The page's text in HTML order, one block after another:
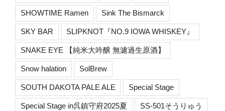
SHOWTIME Ramen Sink The Bismarck
SKY BAR SLIPKNOT『NO.9 IOWA WHISKEY』
SNAKE EYE 【純米大吟醸 無濾過生原酒】
Snow halation SolBrew
SOUTH DAKOTA PALE ALE Special Stage
Special Stage in呉鎮守府2025夏 SS-501そうりゅう